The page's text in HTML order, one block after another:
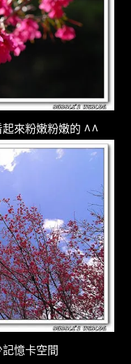
起來粉嫩粉嫩的 ^^
憶卡空間